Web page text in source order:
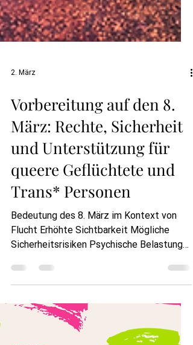
2. März
Vorbereitung auf den 8.
März: Rechte, Sicherheit
und Unterstützung für
queere Geflüchtete und
Trans* Personen
Bedeutung des 8. März im Kontext von
Flucht Erhöhte Sichtbarkeit Mögliche
Sicherheitsrisiken Psychische Belastung